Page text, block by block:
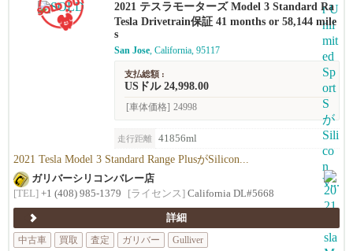
2021 テスラモーターズ Model 3 Standard Ra
nge Plus
Tesla Drivetrain保証 41 months or 58,144 mile
s
San Jose, California, 95117
支払総額 :
USドル 24,998.00
[車体価格] 24998
走行距離 41856ml
2021 Tesla Model 3 Standard Range PlusがSilicon...
ガリバーシリコンバレー店
[TEL] +1 (408) 985-1379 [ライセンス] California DL#5668
詳細
中古車
買取 査定 ガリバー Gulliver